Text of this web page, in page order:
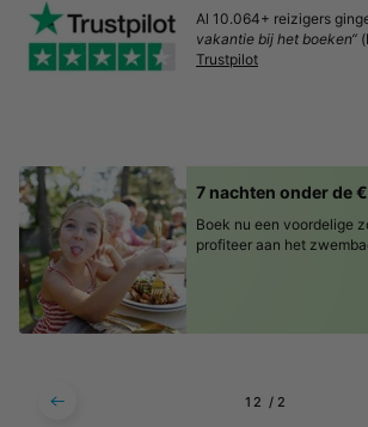
Al 10.064+ reizigers
vakantie bij het boeken“
Trustpilot
7 nachten onder de
Boek nu een voordelige
profiteer aan het
1 2